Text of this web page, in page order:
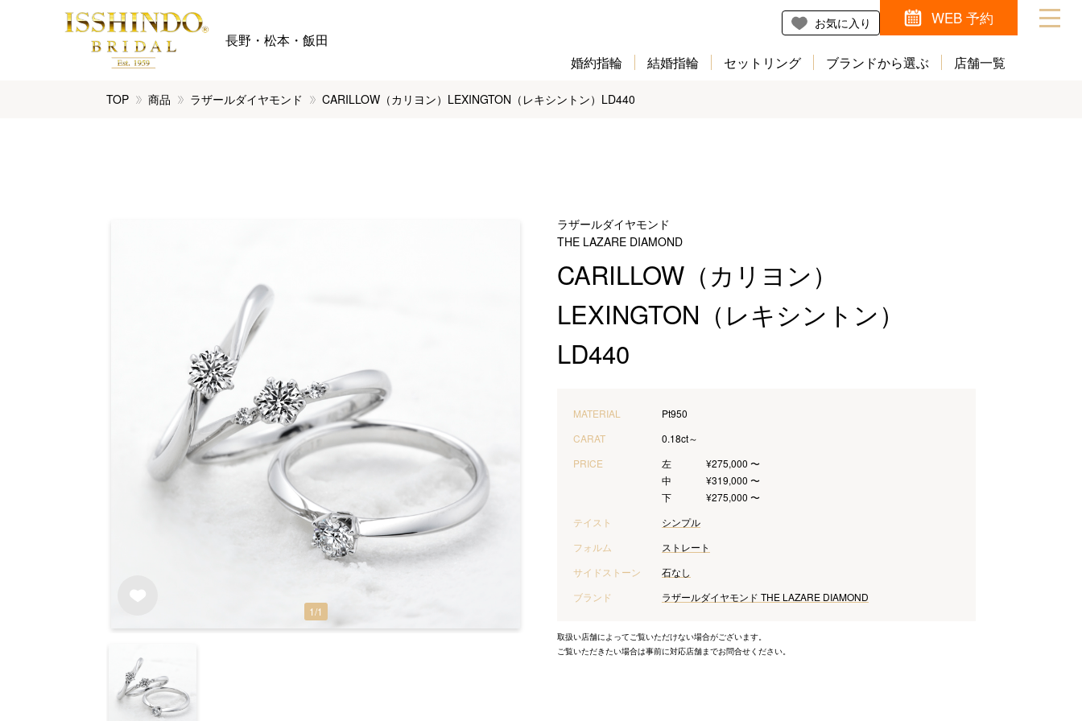
長野・松本・飯田
お気に入り WEB 予約
婚約指輪 結婚指輪 セットリング ブランドから選ぶ 店舗一覧
TOP 商品 ラザールダイヤモンド CARILLOW（カリヨン）LEXINGTON（レキシントン）LD440
ラザールダイヤモンド
THE LAZARE DIAMOND
CARILLOW（カリヨン）
LEXINGTON（レキシントン）
LD440
1/1
MATERIAL
Pt950
CARAT
0.18ct～
PRICE
左
¥275,000 〜
中
¥319,000 〜
下
¥275,000 〜
テイスト
シンプル
フォルム
ストレート
サイドストーン
石なし
ブランド
ラザールダイヤモンド THE LAZARE DIAMOND
取扱い店舗によってご覧いただけない場合がございます。
ご覧いただきたい場合は事前に対応店舗までお問合せください。